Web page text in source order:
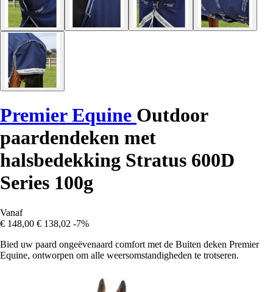
Premier Equine Outdoor
paardendeken met
halsbedekking Stratus 600D
Series 100g
Vanaf
€ 148,00 € 138,02 -7%
Bied uw paard ongeëvenaard comfort met de Buiten deken Premier
Equine, ontworpen om alle weersomstandigheden te trotseren.